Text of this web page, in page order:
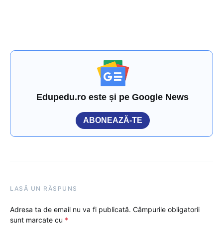
Edupedu.ro este și pe Google News
ABONEAZĂ-TE
LASĂ UN RĂSPUNS
Adresa ta de email nu va fi publicată. Câmpurile obligatorii
sunt marcate cu *